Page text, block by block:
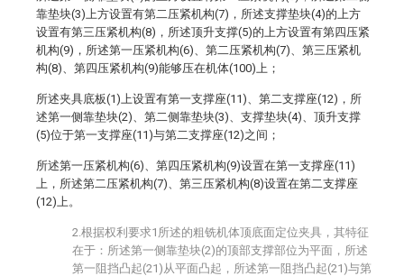
靠垫块(3)上方设置有第二压紧机构(7)，所述支撑垫块(4)的上方
设置有第三压紧机构(8)，所述顶升支撑(5)的上方设置有第四压紧
机构(9)，所述第一压紧机构(6)、第二压紧机构(7)、第三压紧机
构(8)、第四压紧机构(9)能够压在机体(100)上；
所述夹具底板(1)上设置有第一支撑座(11)、第二支撑座(12)，所
述第一侧靠垫块(2)、第二侧靠垫块(3)、支撑垫块(4)、顶升支撑
(5)位于第一支撑座(11)与第二支撑座(12)之间；
所述第一压紧机构(6)、第四压紧机构(9)设置在第一支撑座(11)
上，所述第二压紧机构(7)、第三压紧机构(8)设置在第二支撑座
(12)上。
2.根据权利要求1所述的粗铣机体顶底面定位夹具，其特征
在于：所述第一侧靠垫块(2)的顶部支撑部位为平面，所述
第一阻挡凸起(21)从平面凸起，所述第一阻挡凸起(21)与第